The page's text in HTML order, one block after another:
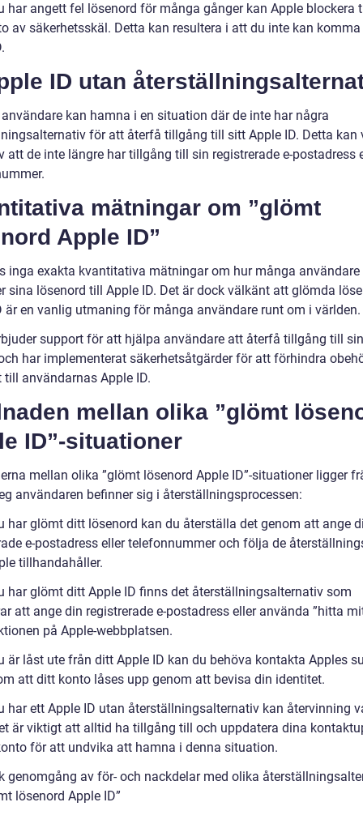
har angett fel lösenord för många gånger kan Apple blockera
av säkerhetsskäl. Detta kan resultera i att du inte kan
ID utan
kan hamna i en situation där de inte har några
för att återfå tillgång till sitt Apple ID. Detta kan
att de inte längre har tillgång till sin registrerade e-postadress
mätningar om ”glömt
Apple ID”
inga exakta kvantitativa mätningar om hur många användare
sina lösenord till Apple ID. Det är dock välkänt att glömda
är en vanlig utmaning för många användare runt om i världen.
support för att hjälpa användare att återfå tillgång till
har implementerat säkerhetsåtgärder för att förhindra
användarnas Apple ID.
mellan olika ”glömt
ID”-situationer
mellan olika ”glömt lösenord Apple ID”-situationer ligger
användaren befinner sig i återställningsprocessen:
har glömt ditt lösenord kan du återställa det genom att ange
e-postadress eller telefonnummer och följa de
tillhandahåller.
har glömt ditt Apple ID finns det återställningsalternativ som
att ange din registrerade e-postadress eller använda ”hitta
på Apple-webbplatsen.
är låst ute från ditt Apple ID kan du behöva kontakta Apples
att ditt konto låses upp genom att bevisa din identitet.
har ett Apple ID utan återställningsalternativ kan återvinning
är viktigt att alltid ha tillgång till och uppdatera dina
för att undvika att hamna i denna situation.
genomgång av för- och nackdelar med olika
lösenord Apple ID”